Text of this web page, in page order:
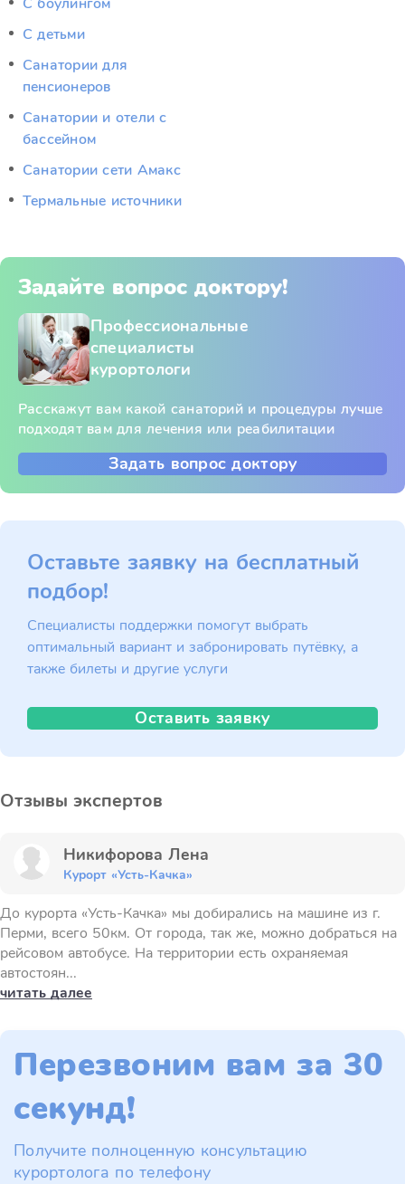
С детьми
Санатории для
пенсионеров
Санатории и отели с
бассейном
Санатории сети Амакс
Термальные источники
Задайте вопрос доктору!
Профессиональные
специалисты
курортологи
Расскажут вам какой санаторий и процедуры лучше
подходят вам для лечения или реабилитации
Задать вопрос доктору
Оставьте заявку на бесплатный
подбор!
Специалисты поддержки помогут выбрать
оптимальный вариант и забронировать путёвку, а
также билеты и другие услуги
Оставить заявку
Отзывы экспертов
Никифорова Лена
Курорт «Усть-Качка»
До курорта «Усть-Качка» мы добирались на машине из г.
Перми, всего 50км. От города, так же, можно добраться на
рейсовом автобусе. На территории есть охраняемая
автостоян...
читать далее
Перезвоним вам за 30
секунд!
Получите полноценную консультацию
курортолога по телефону